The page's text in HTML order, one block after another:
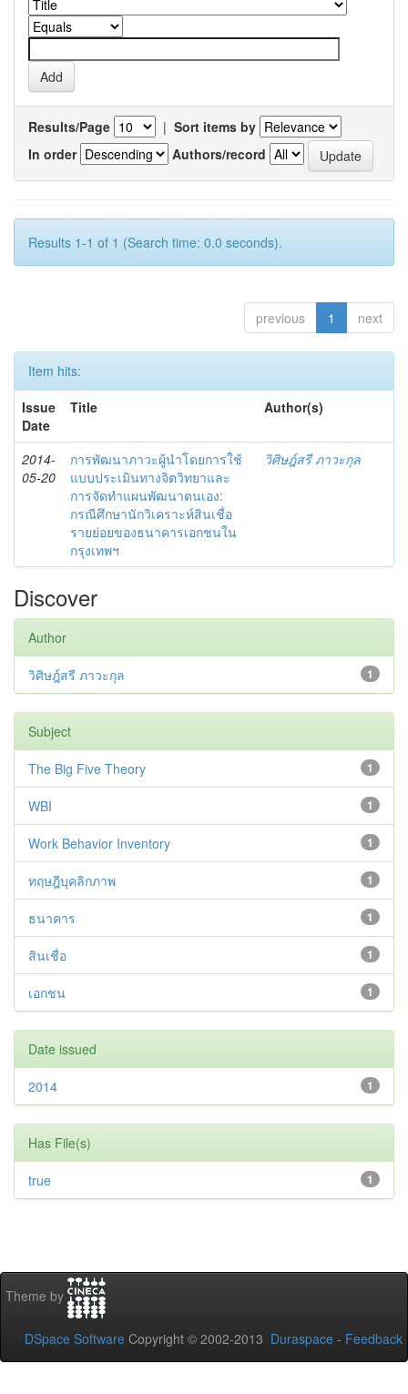
Results/Page | Sort items by
In order
Authors/record
Results 1-1 of 1 (Search time: 0.0 seconds).
previous 1 next
Item hits:
Issue
Date
Title Author(s)
2014-
05-20
การพัฒนาภาวะผู้นำโดยการใช้
แบบประเมินทางจิตวิทยาและ
การจัดทำแผนพัฒนาตนเอง:
กรณีศึกษานักวิเคราะห์สินเชื่อ
รายย่อยของธนาคารเอกชนใน
กรุงเทพฯ
วิศิษฎ์สรี ภาวะกุล
Discover
Author
1
วิศิษฎ์สรี ภาวะกุล
Subject
1
The Big Five Theory
1
WBI
1
Work Behavior Inventory
1
ทฤษฎีบุคลิกภาพ
1
ธนาคาร
1
สินเชื่อ
1
เอกชน
Date issued
1
2014
Has File(s)
1
true
Theme by
DSpace Software Copyright © 2002-2013 Duraspace - Feedback